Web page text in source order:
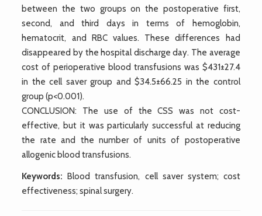
between the two groups on the postoperative first,
second, and third days in terms of hemoglobin,
hematocrit, and RBC values. These differences had
disappeared by the hospital discharge day. The average
cost of perioperative blood transfusions was $431±27.4
in the cell saver group and $34.5±66.25 in the control
group (p<0.001).
CONCLUSION: The use of the CSS was not cost-
effective, but it was particularly successful at reducing
the rate and the number of units of postoperative
allogenic blood transfusions.
Keywords: Blood transfusion, cell saver system; cost
effectiveness; spinal surgery.